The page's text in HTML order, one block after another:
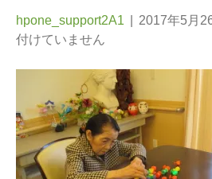
hpone_support2A1 2017年5月
付けていません